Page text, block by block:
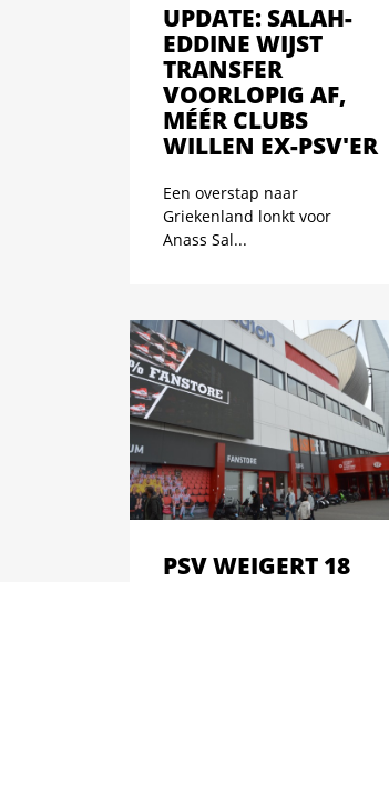
UPDATE: SALAH-
EDDINE WIJST
TRANSFER
VOORLOPIG AF,
MÉÉR CLUBS
WILLEN EX-PSV'ER
Een overstap naar
Griekenland lonkt voor
Anass Sal...
PSV WEIGERT 18